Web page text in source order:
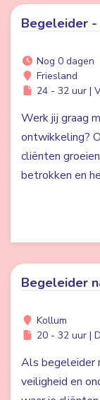
Begeleider
Nog 0 dagen
Friesland
24 - 32 uur |
Werk jij graag
ontwikkeling?
cliënten
betrokken en
Begeleider
Kollum
20 - 32 uur |
Als begeleider
veiligheid en